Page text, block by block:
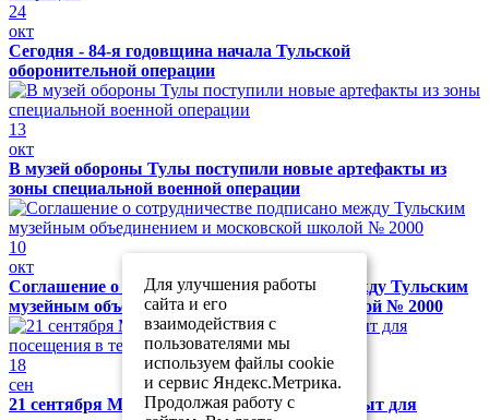
24
окт
Сегодня - 84-я годовщина начала Тульской
оборонительной операции
13
окт
В музей обороны Тулы поступили новые артефакты из
зоны специальной военной операции
10
окт
Соглашение о сотрудничестве подписано между Тульским
музейным объединением и московской школой № 2000
18
сен
21 сентября Музей обороны Тулы будет закрыт для
Для улучшения работы
сайта и его
взаимодействия с
пользователями мы
используем файлы cookie
и сервис Яндекс.Метрика.
Продолжая работу с